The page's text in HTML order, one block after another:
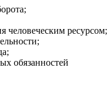
человеческим ресурсом;
обязанностей